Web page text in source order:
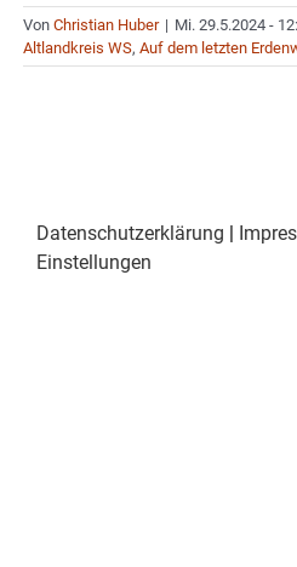
Von Christian Huber | Mi. 29.5.2024 -
Altlandkreis WS, Auf dem letzten
Datenschutzerklärung |
Einstellungen